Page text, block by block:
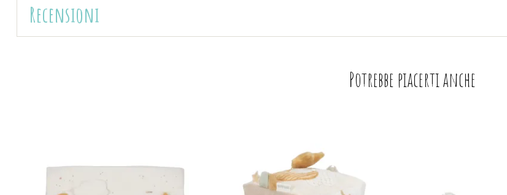
Recensioni
Potrebbe piacerti anche